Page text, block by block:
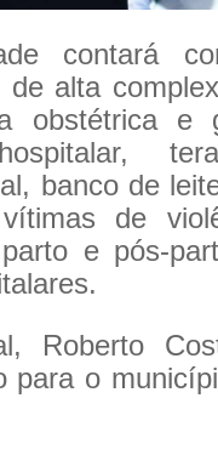
contará
alta
obstétrica e
banco de
de
e pós-
Roberto
para o